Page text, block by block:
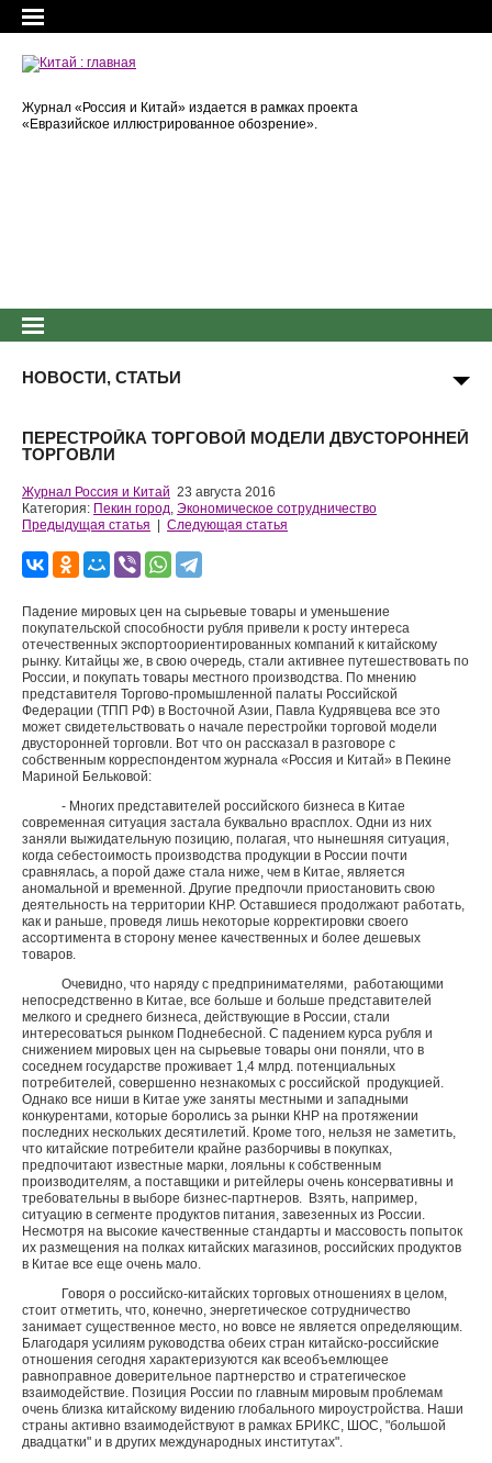
Журнал «Россия и Китай» издается в рамках проекта
«Евразийское иллюстрированное обозрение».
НОВОСТИ, СТАТЬИ
ПЕРЕСТРОЙКА ТОРГОВОЙ МОДЕЛИ ДВУСТОРОННЕЙ
ТОРГОВЛИ
Журнал Россия и Китай 23 августа 2016
Категория: Пекин город, Экономическое сотрудничество
Предыдущая статья
Следующая статья
Падение мировых цен на сырьевые товары и уменьшение
покупательской способности рубля привели к росту интереса
отечественных экспортоориентированных компаний к китайскому
рынку. Китайцы же, в свою очередь, стали активнее путешествовать по
России, и покупать товары местного производства. По мнению
представителя Торгово-промышленной палаты Российской
Федерации (ТПП РФ) в Восточной Азии, Павла Кудрявцева все это
может свидетельствовать о начале перестройки торговой модели
двусторонней торговли. Вот что он рассказал в разговоре с
собственным корреспондентом журнала «Россия и Китай» в Пекине
Мариной Бельковой:
- Многих представителей российского бизнеса в Китае
современная ситуация застала буквально врасплох. Одни из них
заняли выжидательную позицию, полагая, что нынешняя ситуация,
когда себестоимость производства продукции в России почти
сравнялась, а порой даже стала ниже, чем в Китае, является
аномальной и временной. Другие предпочли приостановить свою
деятельность на территории КНР. Оставшиеся продолжают работать,
как и раньше, проведя лишь некоторые корректировки своего
ассортимента в сторону менее качественных и более дешевых
товаров.
Очевидно, что наряду с предпринимателями, работающими
непосредственно в Китае, все больше и больше представителей
мелкого и среднего бизнеса, действующие в России, стали
интересоваться рынком Поднебесной. С падением курса рубля и
снижением мировых цен на сырьевые товары они поняли, что в
соседнем государстве проживает 1,4 млрд. потенциальных
потребителей, совершенно незнакомых с российской продукцией.
Однако все ниши в Китае уже заняты местными и западными
конкурентами, которые боролись за рынки КНР на протяжении
последних нескольких десятилетий. Кроме того, нельзя не заметить,
что китайские потребители крайне разборчивы в покупках,
предпочитают известные марки, лояльны к собственным
производителям, а поставщики и ритейлеры очень консервативны и
требовательны в выборе бизнес-партнеров. Взять, например,
ситуацию в сегменте продуктов питания, завезенных из России.
Несмотря на высокие качественные стандарты и массовость попыток
их размещения на полках китайских магазинов, российских продуктов
в Китае все еще очень мало.
Говоря о российско-китайских торговых отношениях в целом,
стоит отметить, что, конечно, энергетическое сотрудничество
занимает существенное место, но вовсе не является определяющим.
Благодаря усилиям руководства обеих стран китайско-российские
отношения сегодня характеризуются как всеобъемлющее
равноправное доверительное партнерство и стратегическое
взаимодействие. Позиция России по главным мировым проблемам
очень близка китайскому видению глобального мироустройства. Наши
страны активно взаимодействуют в рамках БРИКС, ШОС, "большой
двадцатки" и в других международных институтах".